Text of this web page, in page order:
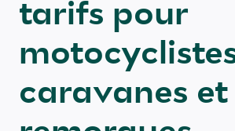
tarifs pour
caravanes et